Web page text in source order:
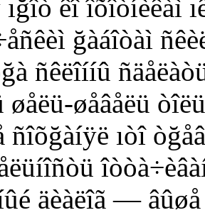
êî îõîòíèêàì
ğàáîòàì
ñêëîííû
øåëü-øåâåëü
ñîõğàíÿë ıòî
äèàëîã —